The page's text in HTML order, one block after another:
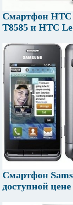
Смартфон HTC
T8585 и HTC
Смартфон
доступной цене